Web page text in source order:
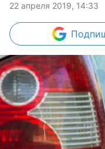
22 апреля 2019, 14:33